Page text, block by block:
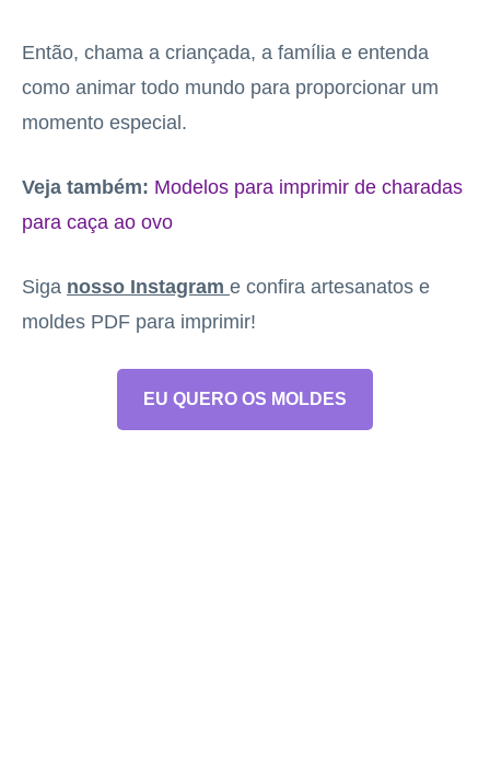
Então, chama a criançada, a família e entenda
como animar todo mundo para proporcionar um
momento especial.
Veja também: Modelos para imprimir de charadas
para caça ao ovo
Siga nosso Instagram e confira artesanatos e
moldes PDF para imprimir!
EU QUERO OS MOLDES